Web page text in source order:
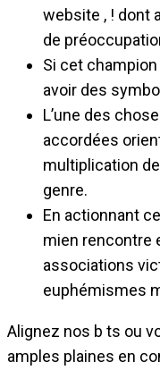
website , ! dont
de
Si cet
avoir des
L’une des
accordées
multiplication
genre.
En actionnant
mien rencontre
associations
euphémismes
Alignez nos b ts ou
amples plaines en